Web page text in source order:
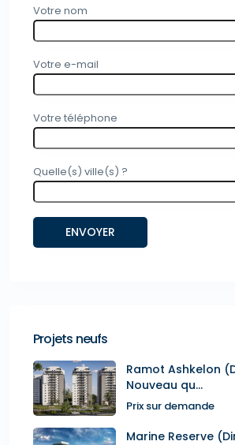
Votre nom
Votre e-mail
Votre téléphone
Quelle(s) ville(s) ?
Projets neufs
Ramot Ashkelon
Nouveau qu...
Prix sur demande
Marine Reserve